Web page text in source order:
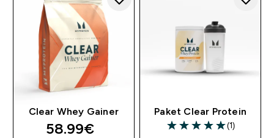
Clear Whey Gainer
58.99€‎
Paket Clear Protein
5 out of 5 stars
(1)